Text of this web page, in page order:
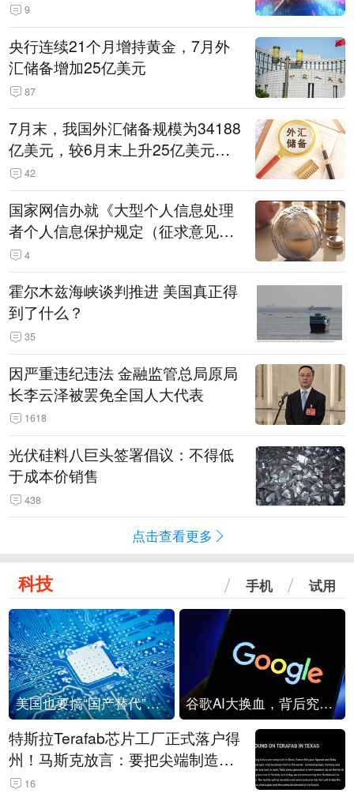
微拟增持（表）
9
央行连续21个月增持黄金，7月外
汇储备增加25亿美元
87
7月末，我国外汇储备规模为34188
亿美元，较6月末上升25亿美元，
升幅为0.07%
42
国家网信办就《大型个人信息处理
者个人信息保护规定（征求意见
稿）》公开征求意见
4
霍尔木兹海峡谈判推进 美国真正得
到了什么？
35
因严重违纪违法 金融监管总局原局
长李云泽被罢免全国人大代表
1618
光伏硅料八巨头签署倡议：不得低
于成本价销售
438
点击查看更多
科技 手机 试用
美国也要搞“国产替代”？先算清三笔账 谷歌AI大换血，背后究竟发生了什么？
特斯拉Terafab芯片工厂正式落户得
州！马斯克放言：要把尖端制造带
回美国
16